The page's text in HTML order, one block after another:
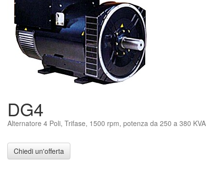
DG4
Alternatore 4 Poli, Trifase, 1500 rpm, potenza da 250 a 380 KVA
Chiedi un'offerta